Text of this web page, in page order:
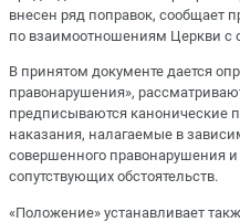
внесен ряд поправок, сообщает
по взаимоотношениям Церкви с
В принятом документе дается
правонарушения»,
предписываются канонические
наказания, налагаемые в
совершенного правонарушения
сопутствующих обстоятельств.
«Положение» устанавливает